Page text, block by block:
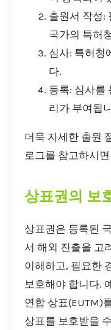
출원서 작성:
국가의 특허
심사: 특허청
다.
등록: 심사를
리가 부여됩
더욱 자세한 출원
로그를 참고하시
상표권의 보
상표권은 등록된
서 해외 진출을 고
이해하고, 필요한
보호해야 합니다.
연합 상표(EUTM)
상표를 보호받을